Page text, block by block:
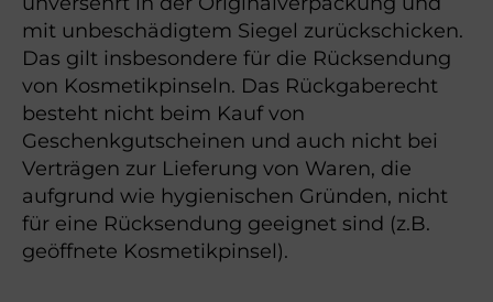
mit unbeschädigtem Siegel zurückschicken.
Das gilt insbesondere für die Rücksendung
von Kosmetikpinseln. Das Rückgaberecht
besteht nicht beim Kauf von
Geschenkgutscheinen und auch nicht bei
Verträgen zur Lieferung von Waren, die
aufgrund wie hygienischen Gründen, nicht
für eine Rücksendung geeignet sind (z.B.
geöffnete Kosmetikpinsel).